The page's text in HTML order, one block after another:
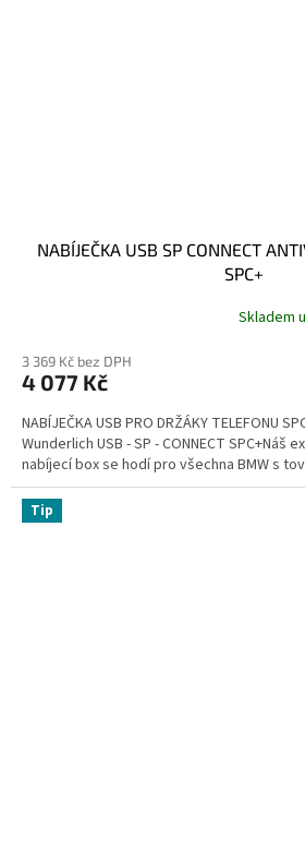
NABÍJEČKA USB SP CONNECT
SPC+
Skladem
3 369 Kč bez DPH
4 077 Kč
NABÍJEČKA USB PRO DRŽÁKY TELEFONU
Wunderlich USB - SP - CONNECT SPC+Náš
nabíjecí box se hodí pro všechna BMW s
Tip